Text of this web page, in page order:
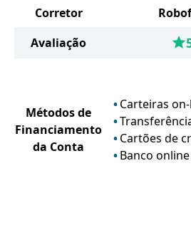
Corretor
Avaliação
Métodos de
Financiamento
da Conta
Carteiras
Cartões de
Banco online